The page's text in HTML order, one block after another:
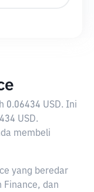
0.06434 USD. Ini
USD.
membeli
yang beredar
Finance, dan